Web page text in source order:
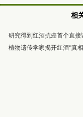
相
研究得到红酒抗癌首个直接
植物遗传学家揭开红酒“真